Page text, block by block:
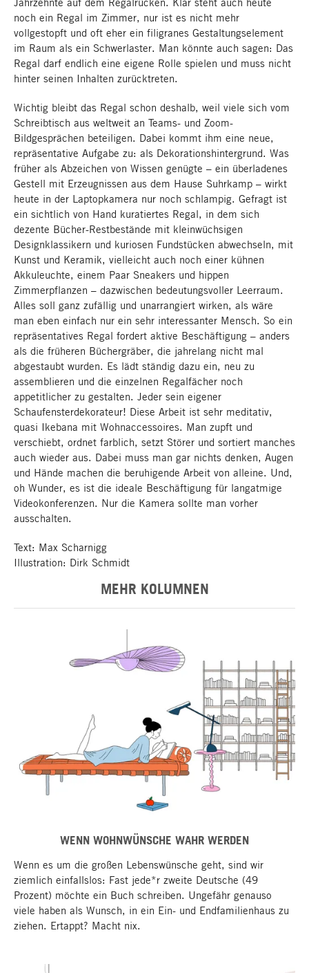
noch ein Regal im Zimmer, nur ist es nicht mehr
vollgestopft und oft eher ein filigranes Gestaltungselement
im Raum als ein Schwerlaster. Man könnte auch sagen: Das
Regal darf endlich eine eigene Rolle spielen und muss nicht
hinter seinen Inhalten zurücktreten.
Wichtig bleibt das Regal schon deshalb, weil viele sich vom
Schreibtisch aus weltweit an Teams- und Zoom-
Bildgesprächen beteiligen. Dabei kommt ihm eine neue,
repräsentative Aufgabe zu: als Dekorationshintergrund. Was
früher als Abzeichen von Wissen genügte – ein überladenes
Gestell mit Erzeugnissen aus dem Hause Suhrkamp – wirkt
heute in der Laptopkamera nur noch schlampig. Gefragt ist
ein sichtlich von Hand kuratiertes Regal, in dem sich
dezente Bücher-Restbestände mit kleinwüchsigen
Designklassikern und kuriosen Fundstücken abwechseln, mit
Kunst und Keramik, vielleicht auch noch einer kühnen
Akkuleuchte, einem Paar Sneakers und hippen
Zimmerpflanzen – dazwischen bedeutungsvoller Leerraum.
Alles soll ganz zufällig und unarrangiert wirken, als wäre
man eben einfach nur ein sehr interessanter Mensch. So ein
repräsentatives Regal fordert aktive Beschäftigung – anders
als die früheren Büchergräber, die jahrelang nicht mal
abgestaubt wurden. Es lädt ständig dazu ein, neu zu
assemblieren und die einzelnen Regalfächer noch
appetitlicher zu gestalten. Jeder sein eigener
Schaufensterdekorateur! Diese Arbeit ist sehr meditativ,
quasi Ikebana mit Wohnaccessoires. Man zupft und
verschiebt, ordnet farblich, setzt Störer und sortiert manches
auch wieder aus. Dabei muss man gar nichts denken, Augen
und Hände machen die beruhigende Arbeit von alleine. Und,
oh Wunder, es ist die ideale Beschäftigung für langatmige
Video­konferenzen. Nur die Kamera sollte man vorher
ausschalten.
Text: Max Scharnigg
Illustration: Dirk Schmidt
MEHR KOLUMNEN
WENN WOHNWÜNSCHE WAHR WERDEN
Wenn es um die großen Lebenswünsche geht, sind wir
ziemlich einfallslos: Fast jede*r zweite Deutsche (49
Prozent) möchte ein Buch schreiben. Ungefähr genauso
viele haben als Wunsch, in ein Ein- und Endfamilienhaus zu
ziehen. Ertappt? Macht nix.